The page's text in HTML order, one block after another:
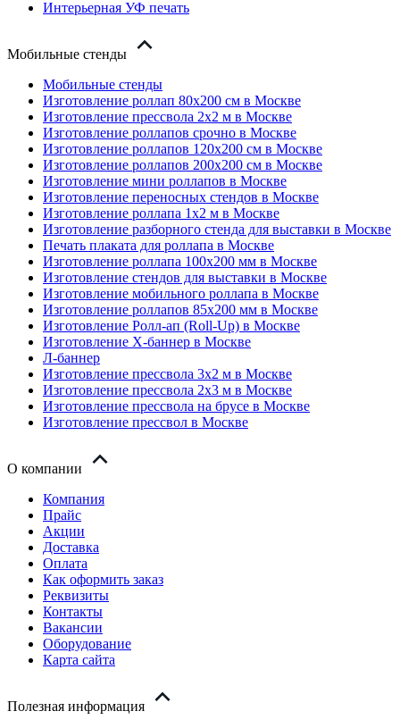
Интерьерная УФ печать
Мобильные стенды
Мобильные стенды
Изготовление роллап 80х200 см в Москве
Изготовление прессвола 2x2 м в Москве
Изготовление роллапов срочно в Москве
Изготовление роллапов 120х200 см в Москве
Изготовление роллапов 200х200 см в Москве
Изготовление мини роллапов в Москве
Изготовление переносных стендов в Москве
Изготовление роллапа 1x2 м в Москве
Изготовление разборного стенда для выставки в Москве
Печать плаката для роллапа в Москве
Изготовление роллапа 100х200 мм в Москве
Изготовление стендов для выставки в Москве
Изготовление мобильного роллапа в Москве
Изготовление роллапов 85х200 мм в Москве
Изготовление Ролл-ап (Roll-Up) в Москве
Изготовление X-баннер в Москве
Л-баннер
Изготовление прессвола 3x2 м в Москве
Изготовление прессвола 2x3 м в Москве
Изготовление прессвола на брусе в Москве
Изготовление прессвол в Москве
О компании
Компания
Прайс
Акции
Доставка
Оплата
Как оформить заказ
Реквизиты
Контакты
Вакансии
Оборудование
Карта сайта
Полезная информация